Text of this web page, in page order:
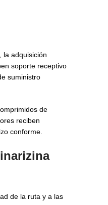
la adquisición
soporte receptivo
suministro
de
reciben
conforme.
de la ruta y a las